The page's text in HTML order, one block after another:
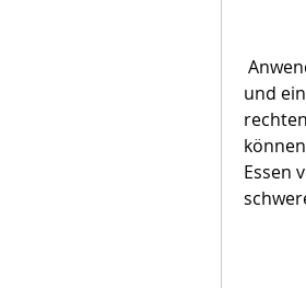
und
Essen